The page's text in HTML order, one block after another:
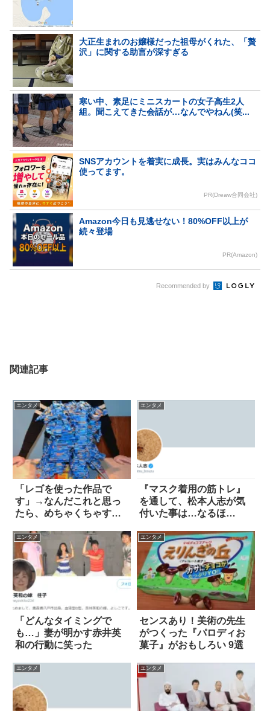
大正生まれのお嬢様だった祖母がくれた、「贅
沢」に関する助言が深すぎる
寒い中、素足にミニスカートの女子高生2人
組。聞こえてきた会話が…なんでやねん(笑...
SNSアカウントを着実に成長。実はみんなココ
使ってます。
PR(Dreaw合同会社)
Amazon今日も見逃せない！80%OFF以上が
続々登場
PR(Amazon)
Recommended by
関連記事
エンタメ
「レゴを使った作品で
す」→なんだこれと思っ
たら、めちゃくちゃすご
エンタメ
『マスク着用の筋トレ』
を通して、松本人志が気
付いた事は…なるほ
エンタメ
「どんなタイミングで
も…」妻が明かす赤井英
和の行動に笑った
エンタメ
センスあり！美術の先生
がつくった『パロディお
菓子』がおもしろい 9選
エンタメ エンタメ